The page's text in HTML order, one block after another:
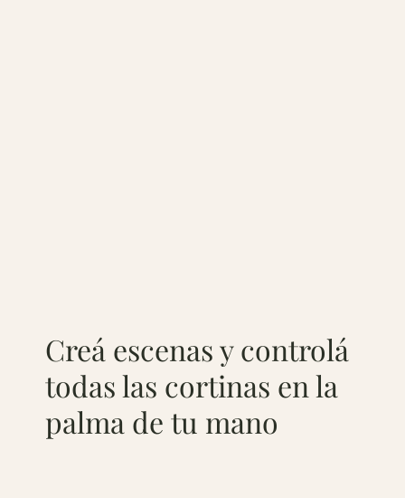
Creá escenas y controlá
todas las cortinas en la
palma de tu mano